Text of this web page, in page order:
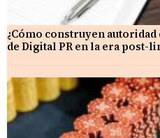
¿Cómo construyen
de Digital PR en la era post-